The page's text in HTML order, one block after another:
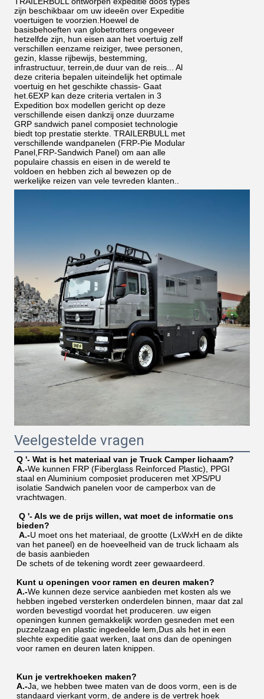
zijn beschikbaar om uw ideeën over Expeditie
voertuigen te voorzien.Hoewel de
basisbehoeften van globetrotters ongeveer
hetzelfde zijn, hun eisen aan het voertuig zelf
verschillen eenzame reiziger, twee personen,
gezin, klasse rijbewijs, bestemming,
infrastructuur, terrein,de duur van de reis... Al
deze criteria bepalen uiteindelijk het optimale
voertuig en het geschikte chassis- Gaat
het.6EXP kan deze criteria vertalen in 3
Expedition box modellen gericht op deze
verschillende eisen dankzij onze duurzame
GRP sandwich panel composiet technologie
biedt top prestatie sterkte. TRAILERBULL met
verschillende wandpanelen (FRP-Pie Modular
Panel,FRP-Sandwich Panel) om aan alle
populaire chassis en eisen in de wereld te
voldoen en hebben zich al bewezen op de
werkelijke reizen van vele tevreden klanten..
Veelgestelde vragen
Q '- Wat is het materiaal van je Truck Camper lichaam?
A.-We kunnen FRP (Fiberglass Reinforced Plastic), PPGI
staal en Aluminium composiet produceren met XPS/PU
isolatie Sandwich panelen voor de camperbox van de
vrachtwagen.
Q '- Als we de prijs willen, wat moet de informatie ons
bieden?
A.-U moet ons het materiaal, de grootte (LxWxH en de dikte
van het paneel) en de hoeveelheid van de truck lichaam als
de basis aanbieden
De schets of de tekening wordt zeer gewaardeerd.
Kunt u openingen voor ramen en deuren maken?
A.-We kunnen deze service aanbieden met kosten als we
hebben ingebed versterken onderdelen binnen, maar dat zal
worden bevestigd voordat het produceren. uw eigen
openingen kunnen gemakkelijk worden gesneden met een
puzzelzaag en plastic ingedeelde lem,Dus als het in een
slechte expeditie gaat werken, laat ons dan de openingen
voor ramen en deuren laten knippen.
Kun je vertrekhoeken maken?
A.-Ja, we hebben twee maten van de doos vorm, een is de
standaard vierkant vorm, de andere is de vertrek hoek